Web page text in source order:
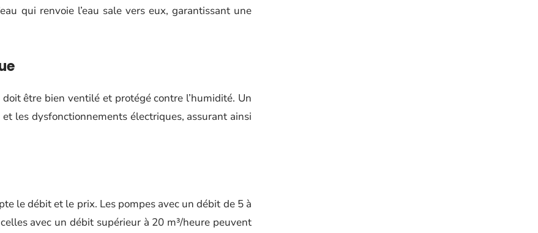
qui renvoie l’eau sale vers eux, garantissant une
être bien ventilé et protégé contre l’humidité. Un
les dysfonctionnements électriques, assurant ainsi
le débit et le prix. Les pompes avec un débit de 5 à
avec un débit supérieur à 20 m³/heure peuvent